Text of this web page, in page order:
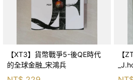
【XT3】貨幣戰爭5-後QE時代
的全球金融_宋鴻兵
【